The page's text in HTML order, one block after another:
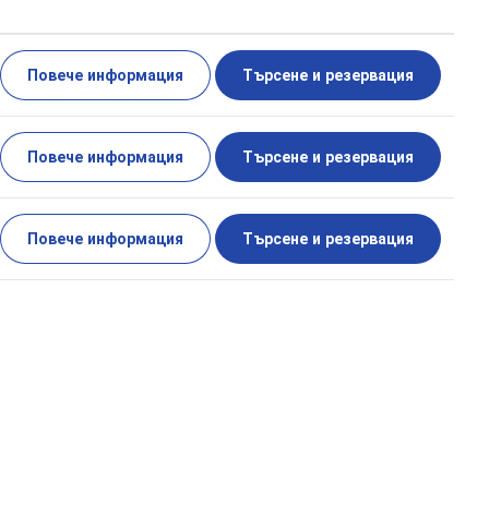
Повече информация Търсене и резервация
Повече информация Търсене и резервация
Повече информация Търсене и резервация